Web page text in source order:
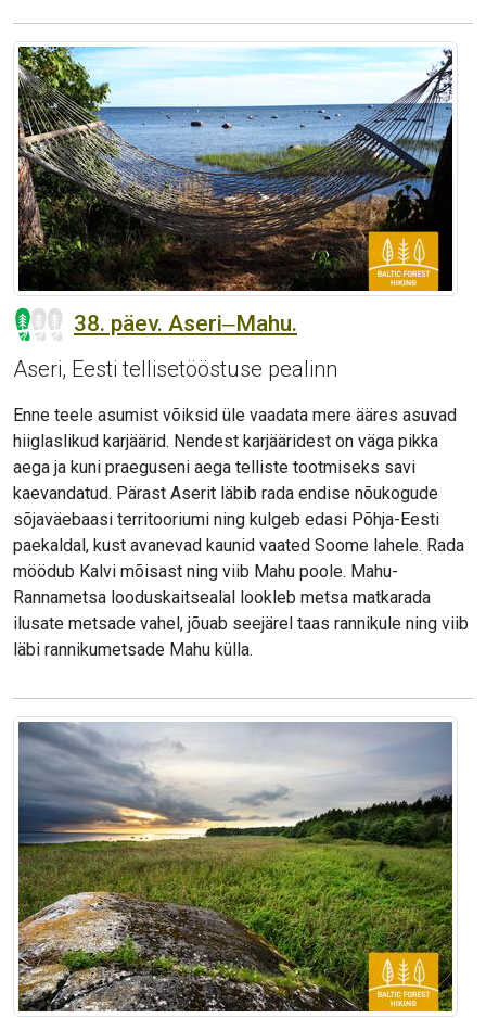
38. päev. Aseri‒Mahu.
Aseri, Eesti tellisetööstuse pealinn
Enne teele asumist võiksid üle vaadata mere ääres asuvad
hiiglaslikud karjäärid. Nendest karjääridest on väga pikka
aega ja kuni praeguseni aega telliste tootmiseks savi
kaevandatud. Pärast Aserit läbib rada endise nõukogude
sõjaväebaasi territooriumi ning kulgeb edasi Põhja-Eesti
paekaldal, kust avanevad kaunid vaated Soome lahele. Rada
möödub Kalvi mõisast ning viib Mahu poole. Mahu-
Rannametsa looduskaitsealal lookleb metsa matkarada
ilusate metsade vahel, jõuab seejärel taas rannikule ning viib
läbi rannikumetsade Mahu külla.